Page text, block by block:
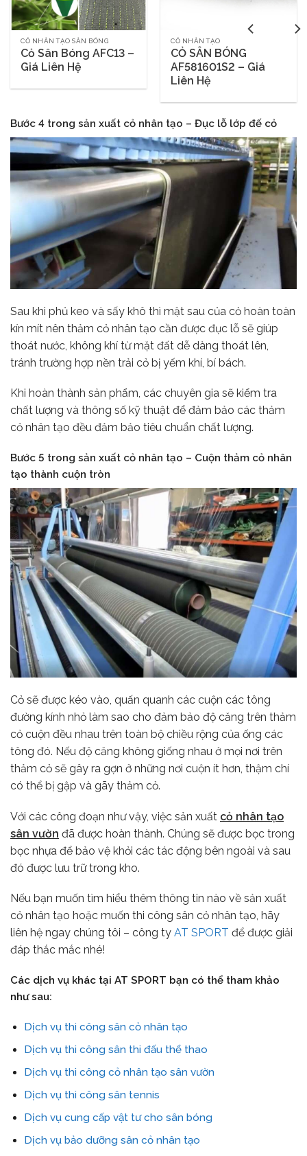
CỎ NHÂN TẠO SÂN BÓNG
Cỏ Sân Bóng AFC13 –
Giá Liên Hệ
CỎ NHÂN TẠO
CỎ SÂN BÓNG
AF581601S2 – Giá
Liên Hệ
Bước 4 trong sản xuất cỏ nhân tạo – Đục lỗ lớp đế cỏ
Sau khi phủ keo và sấy khô thì mặt sau của cỏ hoàn toàn
kín mít nên thảm cỏ nhân tạo cần được đục lỗ sẽ giúp
thoát nước, không khí từ mặt đất dễ dàng thoát lên,
tránh trường hợp nền trải cỏ bị yếm khí, bí bách.
Khi hoàn thành sản phẩm, các chuyên gia sẽ kiểm tra
chất lượng và thông số kỹ thuật để đảm bảo các thảm
cỏ nhân tạo đều đảm bảo tiêu chuẩn chất lượng.
Bước 5 trong sản xuất cỏ nhân tạo – Cuộn thảm cỏ nhân
tạo thành cuộn tròn
Cỏ sẽ được kéo vào, quấn quanh các cuộn các tông
đường kính nhỏ làm sao cho đảm bảo độ căng trên thảm
cỏ cuộn đều nhau trên toàn bộ chiều rộng của ống các
tông đó. Nếu độ căng không giống nhau ở mọi nơi trên
thảm cỏ sẽ gây ra gợn ở những nơi cuộn ít hơn, thậm chí
có thể bị gập và gãy thảm cỏ.
Với các công đoạn như vậy, việc sản xuất cỏ nhân tạo
sân vườn đã được hoàn thành. Chúng sẽ được bọc trong
bọc nhựa để bảo vệ khỏi các tác động bên ngoài và sau
đó được lưu trữ trong kho.
Nếu bạn muốn tìm hiểu thêm thông tin nào về sản xuất
cỏ nhân tạo hoặc muốn thi công sân cỏ nhân tạo, hãy
liên hệ ngay chúng tôi – công ty AT SPORT để được giải
đáp thắc mắc nhé!
Các dịch vụ khác tại AT SPORT bạn có thể tham khảo
như sau:
Dịch vụ thi công sân cỏ nhân tạo
Dịch vụ thi công sân thi đấu thể thao
Dịch vụ thi công cỏ nhân tạo sân vườn
Dịch vụ thi công sân tennis
Dịch vụ cung cấp vật tư cho sân bóng
Dịch vụ bảo dưỡng sân cỏ nhân tạo